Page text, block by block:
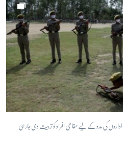
کی مدد کے لیے مقامی افراد کو تربیت دی جارہی